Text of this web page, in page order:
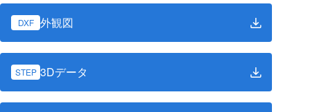
DXF 外観図
STEP 3Dデータ